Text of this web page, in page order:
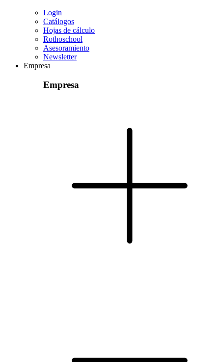
Login
Catálogos
Hojas de cálculo
Rothoschool
Asesoramiento
Newsletter
Empresa
Empresa